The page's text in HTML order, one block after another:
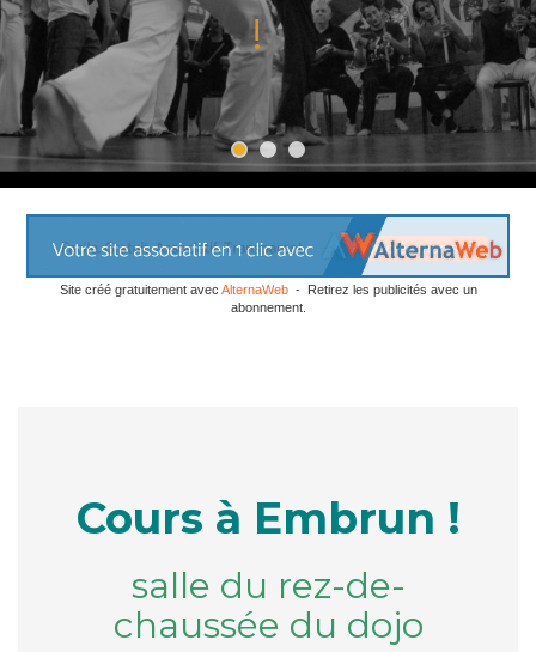
!
Site créé gratuitement avec AlternaWeb- Retirez les publicités avec un
abonnement.
Cours à Embrun !
salle du rez-de-
chaussée du dojo